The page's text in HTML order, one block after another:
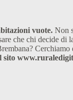
vuote. Non
che chi decide di
Cerchiamo
sito